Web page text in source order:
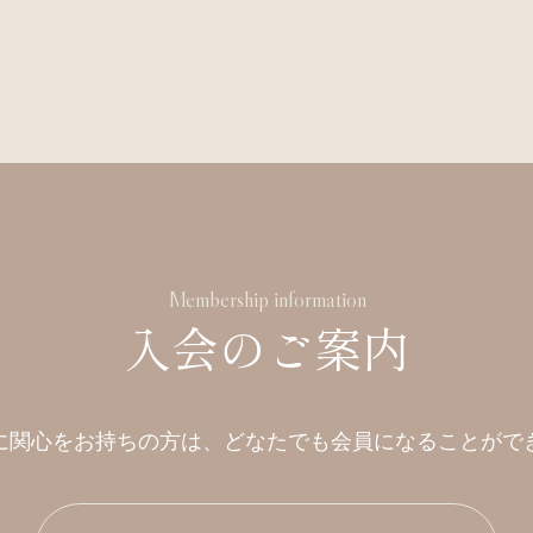
Membership information
入会のご案内
関心をお持ちの方は、 どなたでも会員になることがで